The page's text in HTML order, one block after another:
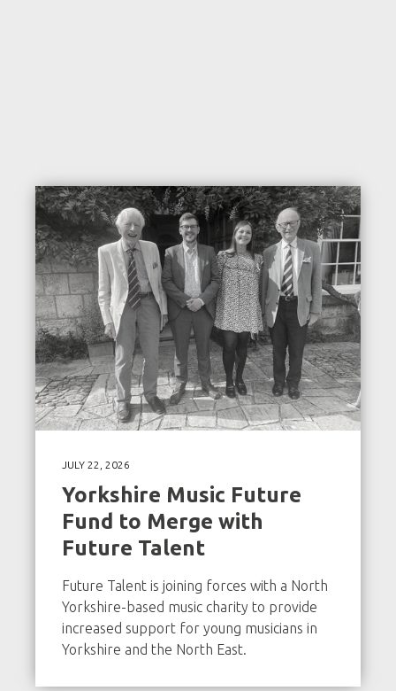
JULY 22, 2026
Yorkshire Music Future
Fund to Merge with
Future Talent
Future Talent is joining forces with a North
Yorkshire-based music charity to provide
increased support for young musicians in
Yorkshire and the North East.